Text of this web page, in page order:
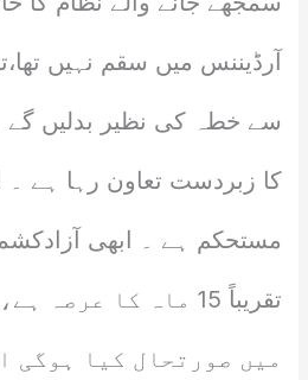
آرڈیننس میں سقم نہیں
سے خطہ کی نظیر بدلیں گے
کا زبردست تعاون رہا ہے
مستحکم ہے ۔ ابھی
تقریباً 15 ماہ کا
میں صورتحال کیا ہوگی